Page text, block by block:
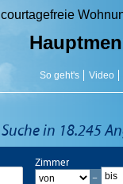
courtagefreie
Video
So geht's
Suche in 18.245
Zimmer